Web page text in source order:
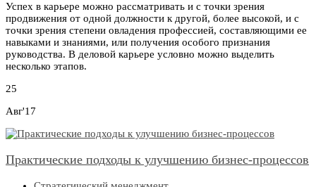
Успех в карьере можно рассматривать и с точки зрения
продвижения от одной должности к другой, более высокой, и с
точки зрения степени овладения профессией, составляющими ее
навыками и знаниями, или получения особого признания
руководства. В деловой карьере условно можно выделить
несколько этапов.
25
Авг'17
Практические подходы к улучшению бизнес-процессов